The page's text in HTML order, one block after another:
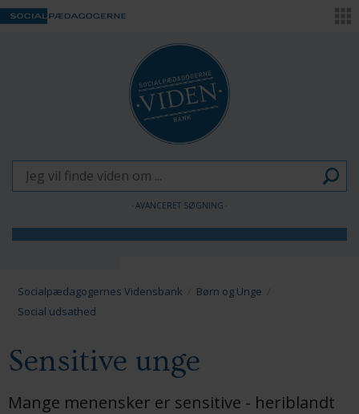
AVANCERET SØGNING
Voksne
Socialpædagogernes Vidensbank
Børn og Unge
Social udsathed
Sensitive unge
Mange menensker er sensitive - heriblandt